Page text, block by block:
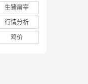
生猪屠宰
行情分析
鸡价